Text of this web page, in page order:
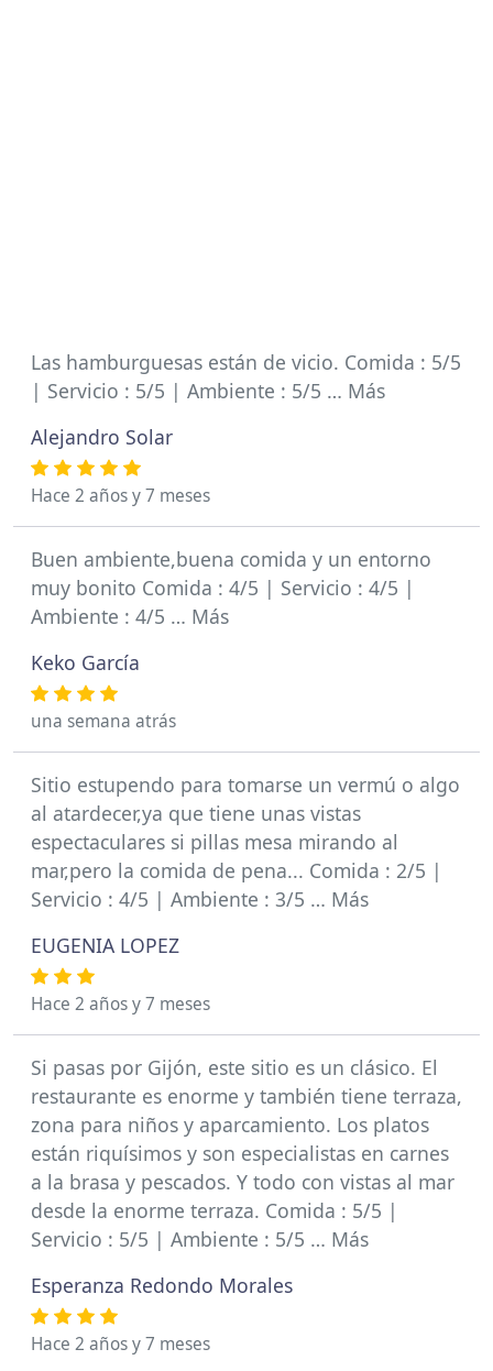
Las hamburguesas están de vicio. Comida : 5/5
| Servicio : 5/5 | Ambiente : 5/5 … Más
Alejandro Solar
Hace 2 años y 7 meses
Buen ambiente,buena comida y un entorno
muy bonito Comida : 4/5 | Servicio : 4/5 |
Ambiente : 4/5 … Más
Keko García
una semana atrás
Sitio estupendo para tomarse un vermú o algo
al atardecer,ya que tiene unas vistas
espectaculares si pillas mesa mirando al
mar,pero la comida de pena... Comida : 2/5 |
Servicio : 4/5 | Ambiente : 3/5 … Más
EUGENIA LOPEZ
Hace 2 años y 7 meses
Si pasas por Gijón, este sitio es un clásico. El
restaurante es enorme y también tiene terraza,
zona para niños y aparcamiento. Los platos
están riquísimos y son especialistas en carnes
a la brasa y pescados. Y todo con vistas al mar
desde la enorme terraza. Comida : 5/5 |
Servicio : 5/5 | Ambiente : 5/5 … Más
Esperanza Redondo Morales
Hace 2 años y 7 meses